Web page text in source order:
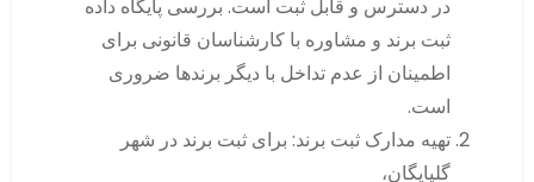
در دسترس و قابل ثبت است. بررسی پایگاه داده
ثبت برند و مشاوره با کارشناسان قانونی برای
اطمینان از عدم تداخل با دیگر برندها ضروری
است.
تهیه مدارک ثبت برند: برای ثبت برند در شهر
گلپایگان،